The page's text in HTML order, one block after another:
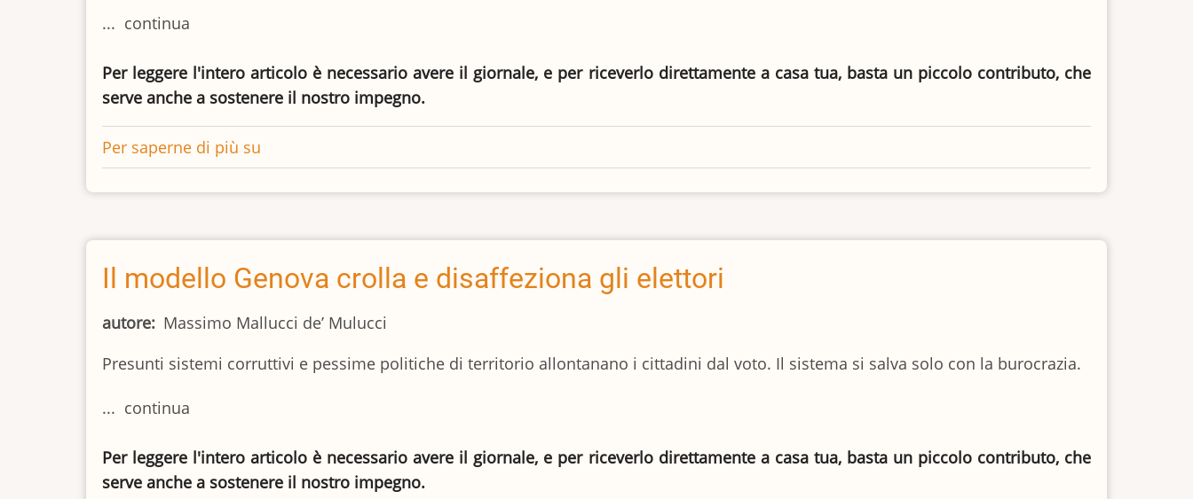
Valencia
... continua
Per leggere l'intero articolo è necessario avere il giornale, e per riceverlo direttamente a casa tua, basta un piccolo contributo, che
serve anche a sostenere il nostro impegno.
Per saperne di più su
rieletto
:
e
timori
nuovo
Il modello Genova crolla e disaffeziona gli elettori
autore
Massimo Mallucci de’ Mulucci
Presunti sistemi corruttivi e pessime politiche di territorio allontanano i cittadini dal voto. Il sistema si salva solo con la burocrazia.
... continua
Per leggere l'intero articolo è necessario avere il giornale, e per riceverlo direttamente a casa tua, basta un piccolo contributo, che
serve anche a sostenere il nostro impegno.